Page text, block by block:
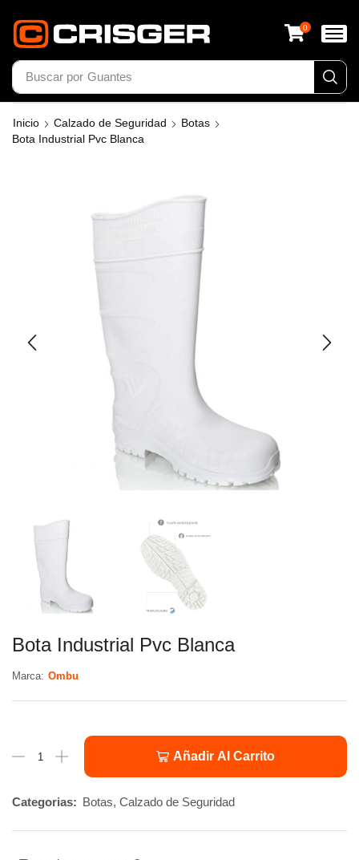
Buscar por Calzado
0
Inicio Calzado de Seguridad
Botas
Bota Industrial Pvc Blanca
Bota Industrial Pvc Blanca
Marca: Ombu
Añadir Al Carrito
Categorias: Botas, Calzado de Seguridad